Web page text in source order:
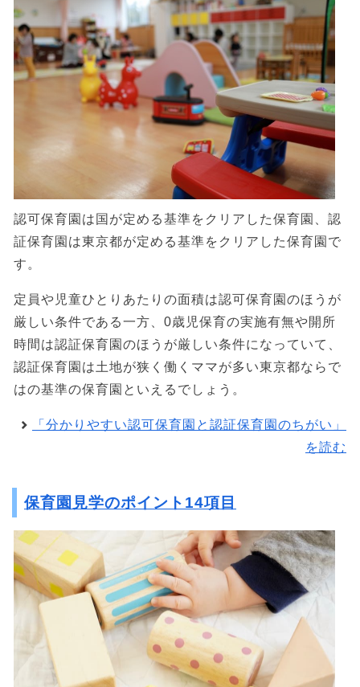
認可保育園は国が定める基準をクリアした保育園、認
証保育園は東京都が定める基準をクリアした保育園で
す。
定員や児童ひとりあたりの面積は認可保育園のほうが
厳しい条件である一方、0歳児保育の実施有無や開所
時間は認証保育園のほうが厳しい条件になっていて、
認証保育園は土地が狭く働くママが多い東京都ならで
はの基準の保育園といえるでしょう。
「分かりやすい認可保育園と認証保育園のちがい」
を読む
保育園見学のポイント14項目